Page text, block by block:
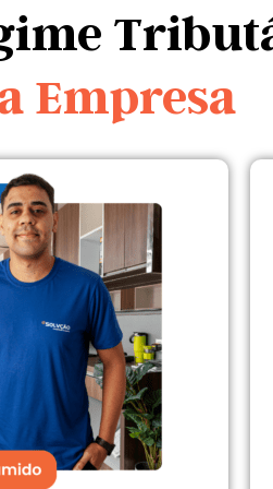
Empresa